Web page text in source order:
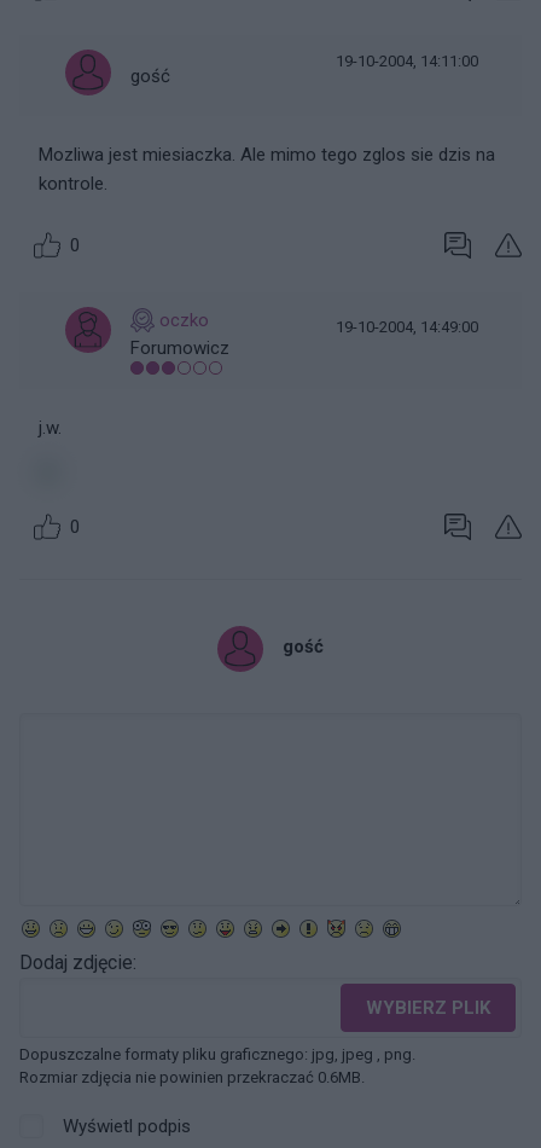
gość
19-10-2004, 14:11:00
Mozliwa jest miesiaczka. Ale mimo tego zglos sie dzis na
kontrole.
0
oczko
Forumowicz
19-10-2004, 14:49:00
j.w.
0
gość
Dodaj zdjęcie:
WYBIERZ PLIK
Dopuszczalne formaty pliku graficznego: jpg, jpeg , png.
Rozmiar zdjęcia nie powinien przekraczać 0.6MB.
Wyświetl podpis